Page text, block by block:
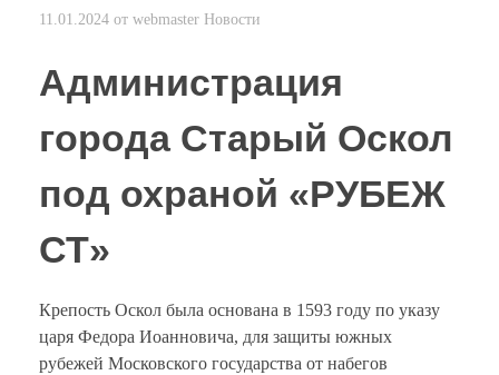
11.01.2024 от webmaster Новости
Администрация
города Старый Оскол
под охраной «РУБЕЖ
СТ»
Крепость Оскол была основана в 1593 году по указу
царя Федора Иоанновича, для защиты южных
рубежей Московского государства от набегов